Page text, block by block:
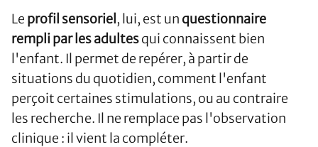
Le profil sensoriel , lui, est un questionnaire
rempli par les adultesqui connaissent bien
l'enfant. Il permet de repérer, à partir de
situations du quotidien, comment l'enfant
perçoit certaines stimulations, ou au contraire
les recherche. Il ne remplace pas l'observation
clinique : il vient la compléter.